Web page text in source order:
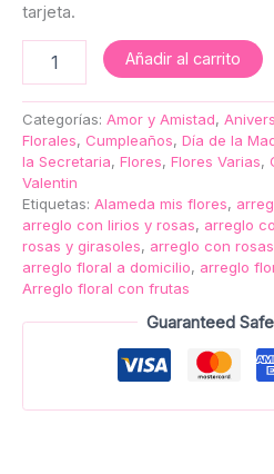
tarjeta.
Añadir al carrito
Categorías: Amor y Amistad,
Florales, Cumpleaños, Día de la
la Secretaria, Flores, Flores Varias,
Valentin
Etiquetas: Alameda mis flores,
arreglo con lirios y rosas, arreglo
rosas y girasoles, arreglo con
arreglo floral a domicilio, arreglo
Arreglo floral con frutas
Guaranteed